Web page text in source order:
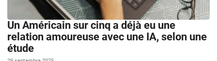
Un Américain sur cinq a déjà eu une
relation amoureuse avec une IA, selon une
étude